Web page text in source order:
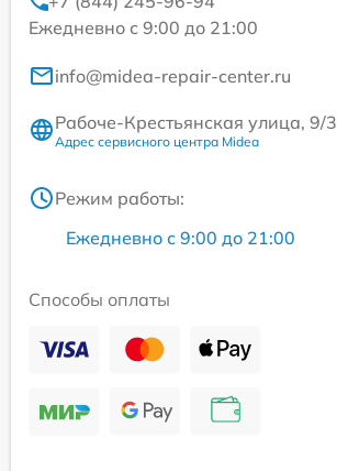
Ежедневно с 9:00 до 21:00
info@midea-repair-center.ru
Рабоче-Крестьянская улица, 9/3
Адрес сервисного центра Midea
Режим работы:
Ежедневно с 9:00 до 21:00
Способы оплаты